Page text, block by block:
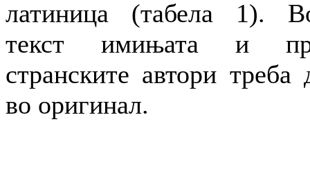
латиница (табела 1).
текст имињата и
странските автори
во оригинал.